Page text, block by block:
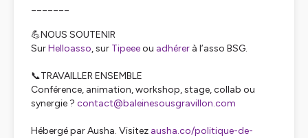
💪NOUS SOUTENIR
SurHelloasso, sur Tipeeeou adhérer à l’asso BSG.
📞TRAVAILLER ENSEMBLE
Conférence, animation, workshop, stage, collab ou
synergie ? contact@baleinesousgravillon.com
Hébergé par Ausha. Visitez ausha.co/politique-de-